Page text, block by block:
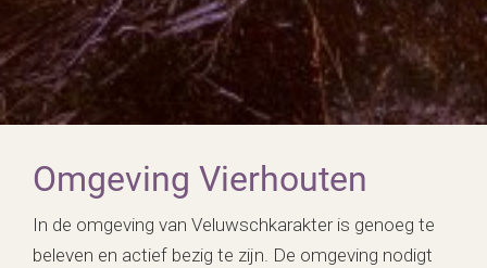
Omgeving Vierhouten
In de omgeving van Veluwschkarakter is genoeg te
beleven en actief bezig te zijn. De omgeving nodigt